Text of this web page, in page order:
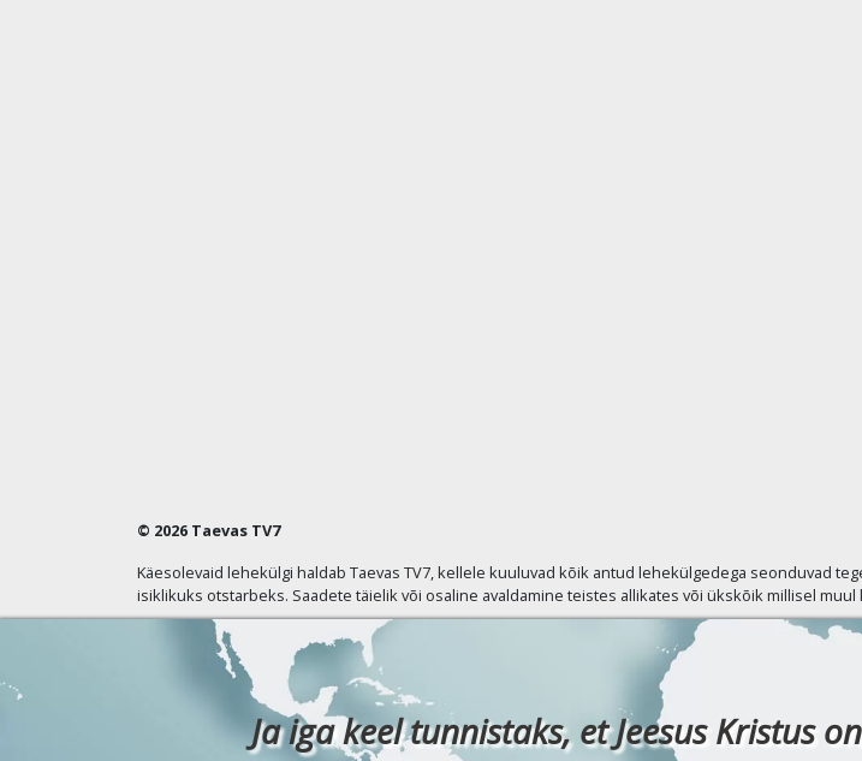
© 2026 Taevas TV7
Käesolevaid lehekülgi haldab Taevas TV7, kellele kuuluvad kõik antud lehekülgedega seonduvad
isiklikuks otstarbeks. Saadete täielik või osaline avaldamine teistes allikates või ükskõik millisel
Ja iga keel tunnistaks, et Jeesus Kristus